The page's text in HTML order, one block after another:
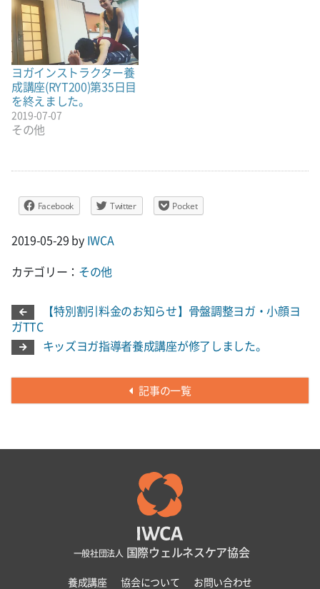
ヨガインストラクター養
成講座(RYT200)第35日目
を終えました。
2019-07-07
その他
Facebook Twitter Pocket
2019-05-29 by IWCA
カテゴリー： その他
【特別割引料金のお知らせ】骨盤調整ヨガ・小顔ヨ
ガTTC
キッズヨガ指導者養成講座が修了しました。
記事の一覧
一般社団法人 国際ウェルネスケア協会
養成講座 協会について お問い合わせ